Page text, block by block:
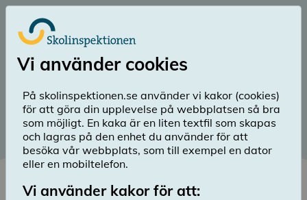
Till huvudinnehåll
searchSök
Publicerad: 16 oktober 2023
Remissvar
Lyssna
Här hittar du Skolinspektionens och Barn-
Vi använder cookies
På skolinspektionen.se använder vi kakor (cookies)
för att göra din upplevelse på webbplatsen så bra
som möjligt. En kaka är en liten textfil som skapas
och lagras på den enhet du använder för att
besöka vår webbplats, som till exempel en dator
eller en mobiltelefon.
Vi använder kakor för att: